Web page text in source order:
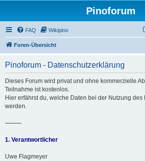
Pinoforum
FAQ Wikipino
Foren-Übersicht
Pinoforum - Datenschutzerklärung
Dieses Forum wird privat und ohne kommerzielle
Teilnahme ist kostenlos.
Hier erfährst du, welche Daten bei der Nutzung des
werden.
⸻
1. Verantwortlicher
Uwe Flagmeyer